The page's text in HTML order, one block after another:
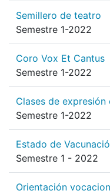
Semillero de teatro
Semestre 1-2022
Coro Vox Et Cantus
Semestre 1-2022
Clases de
Semestre 1-2022
Estado de
Semestre 1 - 2022
Orientación